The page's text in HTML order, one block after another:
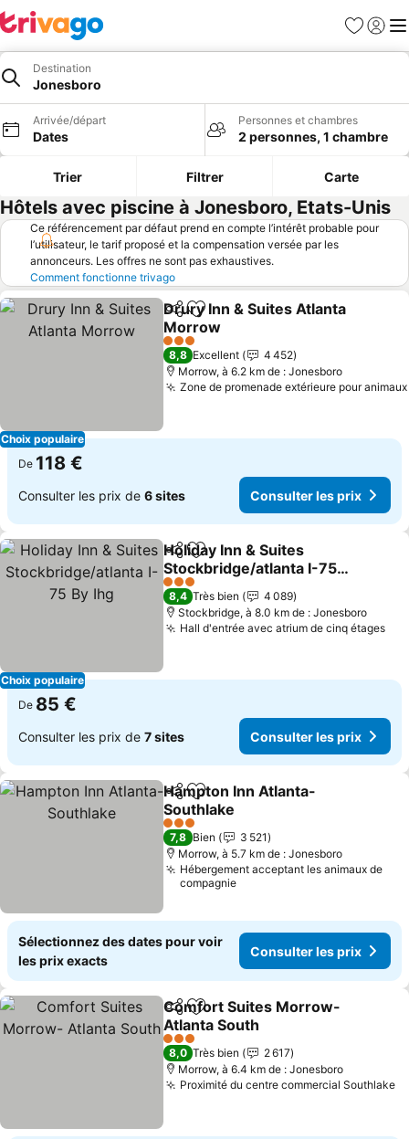
Favoris
Se
Destination
Jonesboro
Arrivée/départ
Dates
Personnes et chambres
2 personnes, 1 chambre
Trier Filtrer Carte
Hôtels avec piscine à Jonesboro, Etats-Unis
Ce référencement par défaut prend en compte l’intérêt probable pour
l’utilisateur, le tarif proposé et la compensation versée par les
annonceurs. Les offres ne sont pas exhaustives.
Comment fonctionne trivago
Choix populaire
PartagerAjouter à mes favoris
Drury Inn & Suites Atlanta
Morrow
3 Étoiles
8,8 Excellent
4 452
Morrow, à 6.2 km de : Jonesboro
Zone de promenade extérieure pour animaux
De 118 €
Consulter les prix de 6 sites Consulter les prix
Choix populaire
PartagerAjouter à mes favoris
Holiday Inn & Suites
Stockbridge/atlanta I-75
By Ihg
3 Étoiles
8,4 Très bien
4 089
Stockbridge, à 8.0 km de : Jonesboro
Hall d'entrée avec atrium de cinq étages
De 85 €
Consulter les prix de 7 sites Consulter les prix
PartagerAjouter à mes favoris
Hampton Inn Atlanta-
Southlake
3 Étoiles
7,8 Bien
3 521
Morrow, à 5.7 km de : Jonesboro
Hébergement acceptant les animaux de
compagnie
Sélectionnez des dates pour voir
les prix exacts
Consulter les prix
PartagerAjouter à mes favoris
Comfort Suites Morrow-
Atlanta South
3 Étoiles
8,0 Très bien
2 617
Morrow, à 6.4 km de : Jonesboro
Proximité du centre commercial Southlake